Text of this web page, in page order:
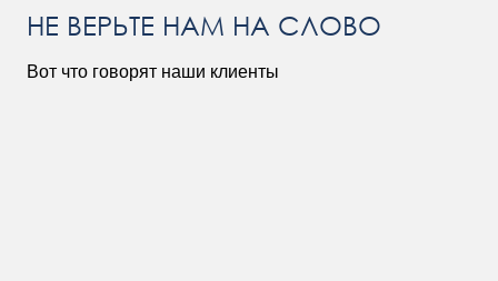
НЕ ВЕРЬТЕ НАМ НА СЛОВО
Вот что говорят наши клиенты